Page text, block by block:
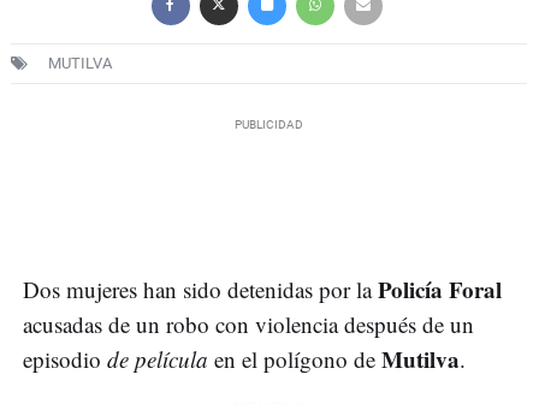
MUTILVA
Dos mujeres han sido detenidas por laPolicía Foral
acusadas de un robo con violencia después de un
episodio de película en el polígono de Mutilva.